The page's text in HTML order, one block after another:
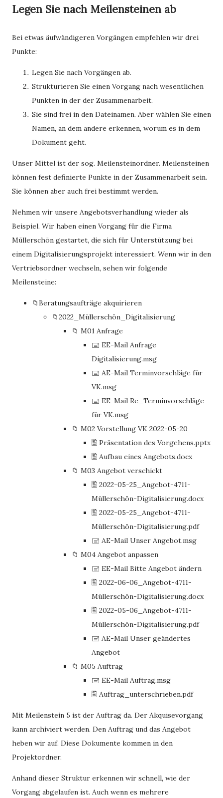
Legen Sie nach Meilensteinen ab
Bei etwas äufwändigeren Vorgängen empfehlen wir drei
Punkte:
Legen Sie nach Vorgängen ab.
Strukturieren Sie einen Vorgang nach wesentlichen
Punkten in der der Zusammenarbeit.
Sie sind frei in den Dateinamen. Aber wählen Sie einen
Namen, an dem andere erkennen, worum es in dem
Dokument geht.
Unser Mittel ist der sog. Meilensteinordner. Meilensteinen
können fest definierte Punkte in der Zusammenarbeit sein.
Sie können aber auch frei bestimmt werden.
Nehmen wir unsere Angebotsverhandlung wieder als
Beispiel. Wir haben einen Vorgang für die Firma
Müllerschön gestartet, die sich für Unterstützung bei
einem Digitalisierungsprojekt interessiert. Wenn wir in den
Vertriebsordner wechseln, sehen wir folgende
Meilensteine:
📁Beratungsaufträge akquirieren
📁2022_Müllerschön_Digitalisierung
📁 M01 Anfrage
🖃 EE-Mail Anfrage
Digitalisierung.msg
🖃 AE-Mail Terminvorschläge für
VK.msg
🖃 EE-Mail Re_Terminvorschläge
für VK.msg
📁 M02 Vorstellung VK 2022-05-20
🖺 Präsentation des Vorgehens.pptx
🖺 Aufbau eines Angebots.docx
📁 M03 Angebot verschickt
🖺 2022-05-25_Angebot-4711-
Müllerschön-Digitalisierung.docx
🖺 2022-05-25_Angebot-4711-
Müllerschön-Digitalisierung.pdf
🖃 AE-Mail Unser Angebot.msg
📁 M04 Angebot anpassen
🖃 EE-Mail Bitte Angebot ändern
🖺 2022-06-06_Angebot-4711-
Müllerschön-Digitalisierung.docx
🖺 2022-05-06_Angebot-4711-
Müllerschön-Digitalisierung.pdf
🖃 AE-Mail Unser geändertes
Angebot
📁 M05 Auftrag
🖃 EE-Mail Auftrag.msg
🖺 Auftrag_unterschrieben.pdf
Mit Meilenstein 5 ist der Auftrag da. Der Akquisevorgang
kann archiviert werden. Den Auftrag und das Angebot
heben wir auf. Diese Dokumente kommen in den
Projektordner.
Anhand dieser Struktur erkennen wir schnell, wie der
Vorgang abgelaufen ist. Auch wenn es mehrere